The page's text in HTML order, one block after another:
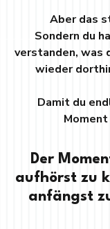
Aber das
Sondern du
verstanden, was
wieder
Damit du
Der
aufhörst zu
anfängst